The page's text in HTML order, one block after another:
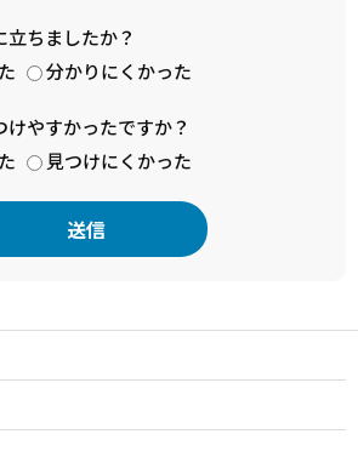
立ちましたか？
分かりにくかった
けやすかったですか？
見つけにくかった